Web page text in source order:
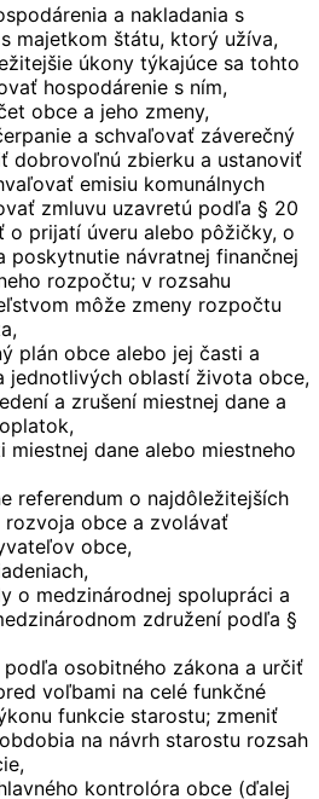
a nakladania s
majetkom štátu, ktorý užíva,
úkony týkajúce sa tohto
hospodárenie s ním,
obce a jeho zmeny,
a schvaľovať záverečný
dobrovoľnú zbierku a ustanoviť
emisiu komunálnych
zmluvu uzavretú podľa § 20
o prijatí úveru alebo pôžičky, o
poskytnutie návratnej finančnej
rozpočtu; v rozsahu
môže zmeny rozpočtu
plán obce alebo jej časti a
jednotlivých oblastí života obce,
a zrušení miestnej dane a
miestnej dane alebo miestneho
referendum o najdôležitejších
obce a zvolávať
obce,
o medzinárodnej spolupráci a
združení podľa §
osobitného zákona a určiť
voľbami na celé funkčné
funkcie starostu; zmeniť
na návrh starostu rozsah
kontrolóra obce (ďalej